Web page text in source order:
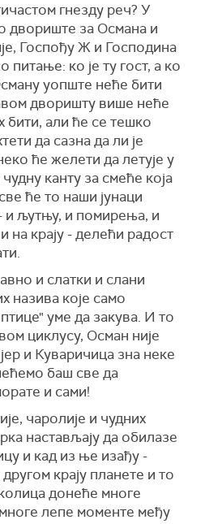
гнезду реч? У
двориште за Османа и
Госпођу Ж и Господина
ко је ту гост, а ко
уопште неће бити
дворишту више неће
бити, али ће се тешко
да сазна да ли је
ће желети да летује у
канту за смеће која
ће то наши јунаци
и љутњу, и помирења, и
на крају - делећи радост
и слатки и слани
назива које само
уме да закува. И то
циклусу, Осман није
и Куваричица зна неке
баш све да
и сами!
чаролије и чудних
настављају да обилазе
и кад из ње изађу -
крају планете и то
донеће многе
лепе моменте међу